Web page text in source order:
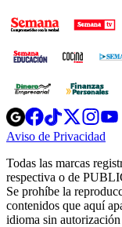
Opens
in
new
Opens
in
new
Opens
in
new
window
new
Aviso de Privacidad
Todas las marcas
respectiva o de
Se prohíbe la
contenidos que aquí
idioma sin